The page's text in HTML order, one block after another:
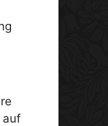
auf